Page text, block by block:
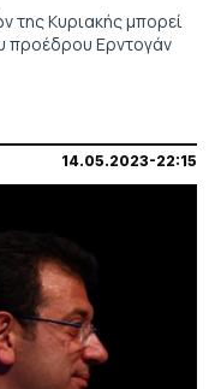
της Κυριακής μπορεί
προέδρου Ερντογάν
14.05.2023-22:15